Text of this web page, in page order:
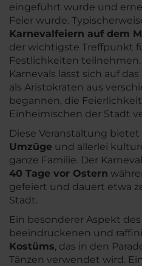
eingeführt wurde und
Feier wurde.
Karnevalfeiern auf dem
der wichtigste Treffpunkt
Festlichkeiten
Karnevals lässt sich auf
als Aristokraten aus
begannen, die
Einheimischen der Stadt
Diese Veranstaltung
Umzüge und allerlei
ganze Familie. Der
40 Tage vor Ostern
gefeiert und dauert etwa
Stadt.
Ein besonderer Aspekt
beeindruckenen und
Kostüms, das in den
Tänzen verwendet wird.